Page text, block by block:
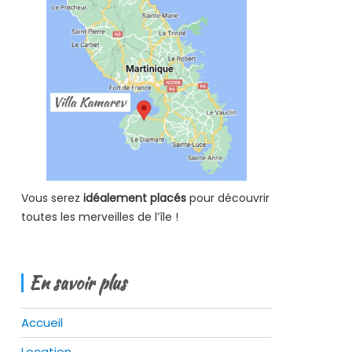
Vous serez idéalement placéspour découvrir
toutes les merveilles de l’île !
En savoir plus
Accueil